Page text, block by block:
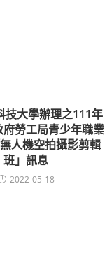
技大學辦理之111年
府勞工局青少年職業
人機空拍攝影剪輯
班」訊息
2022-05-18